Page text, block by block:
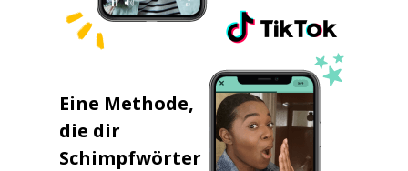
Eine Methode,
die dir
Schimpfwörter